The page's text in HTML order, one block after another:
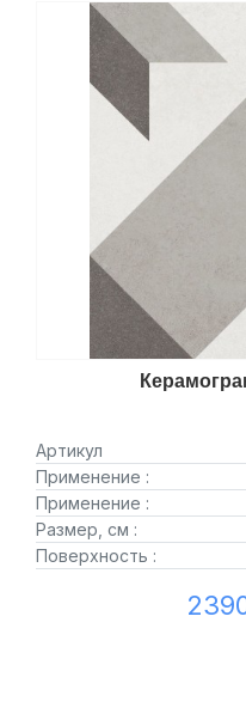
Артикул
Применение :
Применение :
Размер, см :
Поверхность :